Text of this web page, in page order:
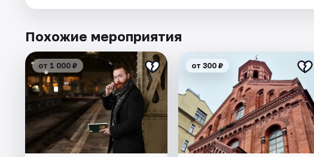
Похожие мероприятия
от 1 000 ₽ от 300 ₽